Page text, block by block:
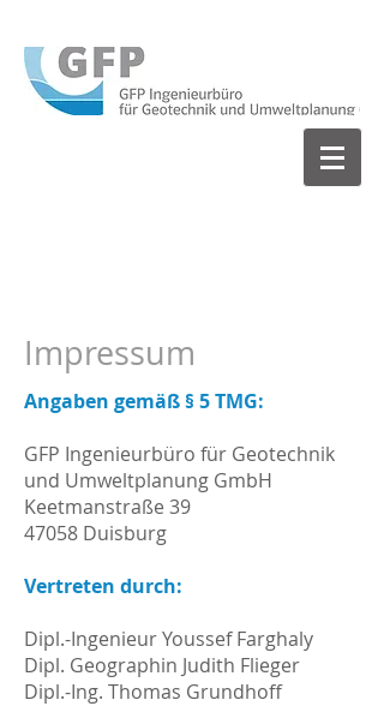
Impressum
Angaben gemäß § 5 TMG:
GFP Ingenieurbüro für Geotechnik
und Umweltplanung GmbH
Keetmanstraße 39
47058 Duisburg
Vertreten durch:
Dipl.-Ingenieur Youssef Farghaly
Dipl. Geographin Judith Flieger
Dipl.-Ing. Thomas Grundhoff